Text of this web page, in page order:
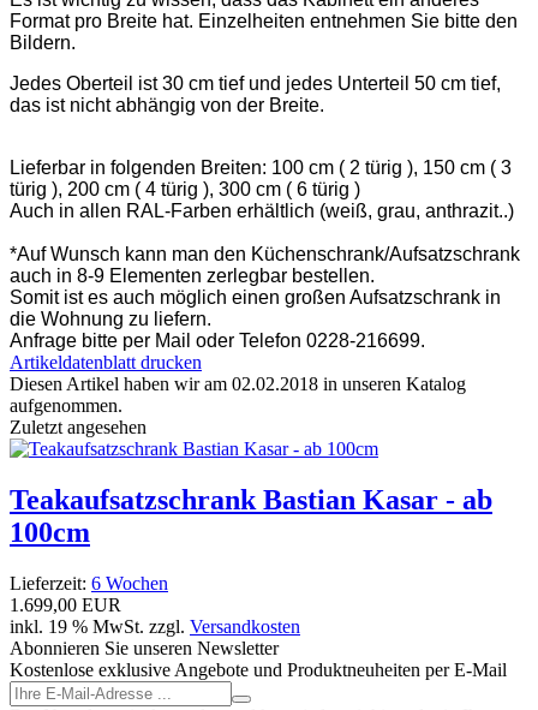
Format pro Breite hat. Einzelheiten entnehmen Sie bitte den
Bildern.
Jedes Oberteil ist 30 cm tief und jedes Unterteil 50 cm tief,
das ist nicht abhängig von der Breite.
Lieferbar in folgenden Breiten: 100 cm ( 2 türig ), 150 cm ( 3
türig ), 200 cm ( 4 türig ), 300 cm ( 6 türig )
Auch in allen RAL-Farben erhältlich (weiß, grau, anthrazit..)
*Auf Wunsch kann man den Küchenschrank/Aufsatzschrank
auch in 8-9 Elementen zerlegbar bestellen.
Somit ist es auch möglich einen großen Aufsatzschrank in
die Wohnung zu liefern.
Anfrage bitte per Mail oder Telefon 0228-216699.
Artikeldatenblatt drucken
Diesen Artikel haben wir am 02.02.2018 in unseren Katalog
aufgenommen.
Zuletzt angesehen
Teakaufsatzschrank Bastian Kasar - ab
100cm
Lieferzeit: 6 Wochen
1.699,00 EUR
inkl. 19 % MwSt. zzgl. Versandkosten
Abonnieren Sie unseren Newsletter
Kostenlose exklusive Angebote und Produktneuheiten per E-Mail